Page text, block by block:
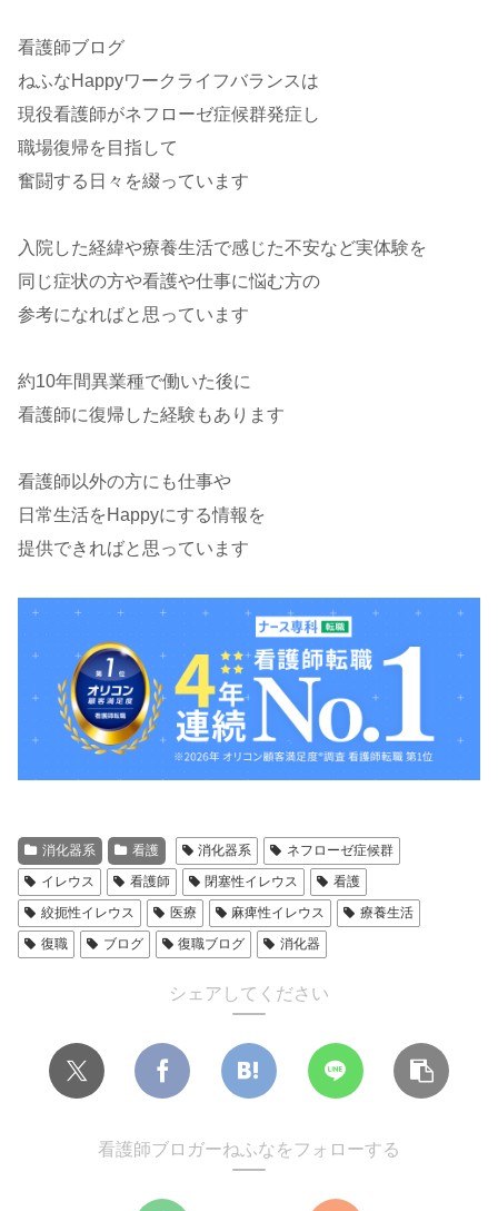
看護師ブログ
ねふなHappyワークライフバランスは
現役看護師がネフローゼ症候群発症し
職場復帰を目指して
奮闘する日々を綴っています
入院した経緯や療養生活で感じた不安など実体験を
同じ症状の方や看護や仕事に悩む方の
参考になればと思っています
約10年間異業種で働いた後に
看護師に復帰した経験もあります
看護師以外の方にも仕事や
日常生活をHappyにする情報を
提供できればと思っています
消化器系 看護 消化器系
ネフローゼ症候群
イレウス
看護師 閉塞性イレウス
看護
絞扼性イレウス
医療 麻痺性イレウス
療養生活
復職
ブログ 復職ブログ 消化器
シェアしてください
看護師ブロガーねふなをフォローする